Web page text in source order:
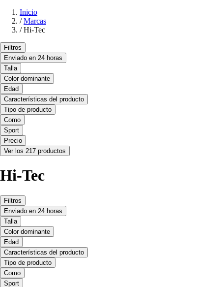
Inicio
/ Marcas
/ Hi-Tec
Filtros
Enviado en 24 horas
Talla
Color dominante
Edad
Características del producto
Tipo de producto
Como
Sport
Precio
Ver los 217 productos
Hi-Tec
Filtros
Enviado en 24 horas
Talla
Color dominante
Edad
Características del producto
Tipo de producto
Como
Sport